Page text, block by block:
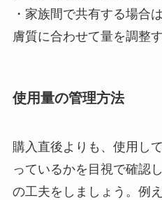
・家族間で共有する場合
膚質に合わせて量を調整
使用量の管理方法
購入直後よりも、使用し
っているかを目視で確認
の工夫をしましょう。例